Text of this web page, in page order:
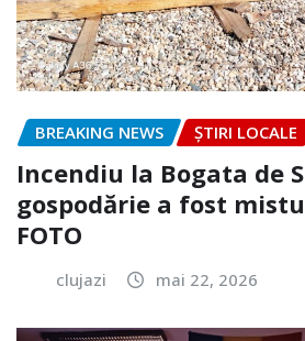
BREAKING NEWS ȘTIRI LOCALE
Incendiu la Bogata de
gospodărie a fost
FOTO
clujazi mai 22, 2026